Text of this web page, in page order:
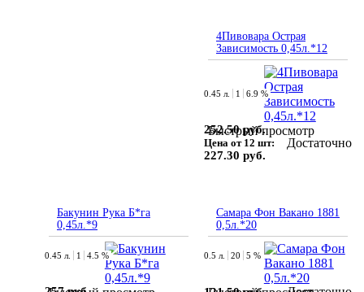
4Пивовара Острая
Зависимость 0,45л.*12
Быстрый просмотр
0.45 л. 1 6.9 %
252.50 руб.
Цена от 12 шт:
227.30 руб.
Достаточно
Бакунин Рука Б*га
0,45л.*9
0.45 л. 1 4.5 %
Самара Фон Вакано 1881
0,5л.*20
0.5 л. 20 5 %